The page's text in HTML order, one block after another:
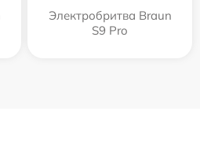
Электробритва Braun
S9 Pro